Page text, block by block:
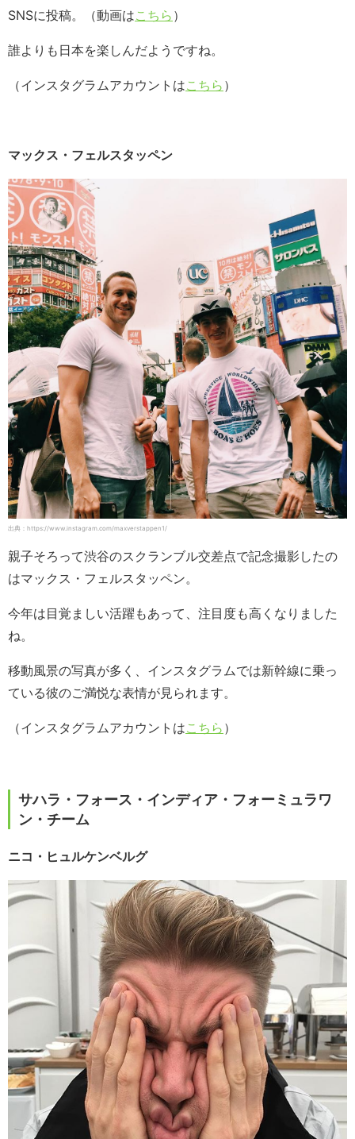
SNSに投稿。（動画はこちら ）
誰よりも日本を楽しんだようですね。
（インスタグラムアカウントはこちら ）
マックス・フェルスタッペン
出典：https://www.instagram.com/maxverstappen1/
親子そろって渋谷のスクランブル交差点で記念撮影したの
はマックス・フェルスタッペン。
今年は目覚ましい活躍もあって、注目度も高くなりました
ね。
移動風景の写真が多く、インスタグラムでは新幹線に乗っ
ている彼のご満悦な表情が見られます。
（インスタグラムアカウントはこちら ）
サハラ・フォース・インディア・フォーミュラワ
ン・チーム
ニコ・ヒュルケンベルグ